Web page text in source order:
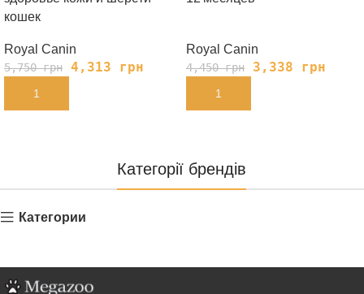
кошек
Royal Canin
5,750грн 4,313 грн
В КОРЗИНУ
Royal Canin
4,450грн 3,338 грн
В КОРЗИНУ
Категорії брендів
Категории